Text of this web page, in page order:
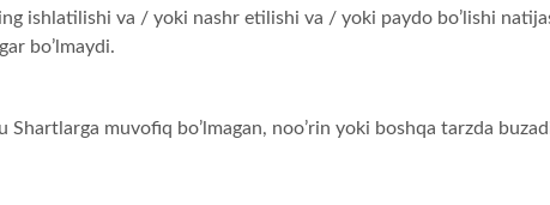
ishlatilishi va / yoki nashr etilishi va / yoki paydo bo’lishi
bo’lmaydi.
muvofiq bo’lmagan, noo’rin yoki boshqa tarzda